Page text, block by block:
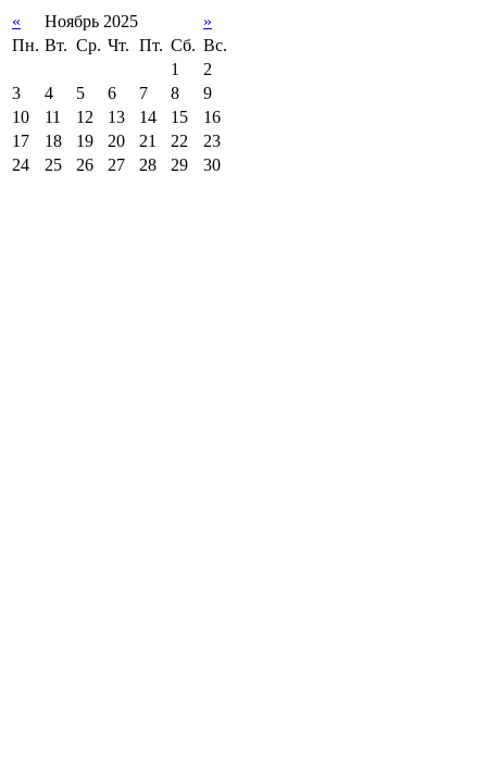
« Ноябрь 2025
»
Пн. Вт. Ср. Чт. Пт. Сб. Вс.
1
2
3
4 5 6 7 8
9
10
11 12 13 14 15
16
17
18 19 20 21 22
23
24
25 26 27 28 29 30